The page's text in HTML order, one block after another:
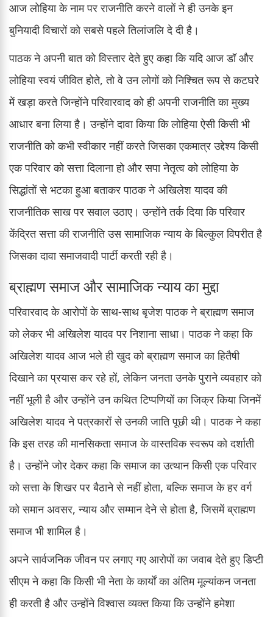
आज लोहिया के नाम पर राजनीति करने वालों ने ही उनके इन
बुनियादी विचारों को सबसे पहले तिलांजलि दे दी है।
पाठक ने अपनी बात को विस्तार देते हुए कहा कि यदि आज डॉ और
लोहिया स्वयं जीवित होते, तो वे उन लोगों को निश्चित रूप से कटघरे
में खड़ा करते जिन्होंने परिवारवाद को ही अपनी राजनीति का मुख्य
आधार बना लिया है। उन्होंने दावा किया कि लोहिया ऐसी किसी भी
राजनीति को कभी स्वीकार नहीं करते जिसका एकमात्र उद्देश्य किसी
एक परिवार को सत्ता दिलाना हो और सपा नेतृत्व को लोहिया के
सिद्धांतों से भटका हुआ बताकर पाठक ने अखिलेश यादव की
राजनीतिक साख पर सवाल उठाए। उन्होंने तर्क दिया कि परिवार
केंद्रित सत्ता की राजनीति उस सामाजिक न्याय के बिल्कुल विपरीत है
जिसका दावा समाजवादी पार्टी करती रही है।
ब्राह्मण समाज और सामाजिक न्याय का मुद्दा
परिवारवाद के आरोपों के साथ-साथ बृजेश पाठक ने ब्राह्मण समाज
को लेकर भी अखिलेश यादव पर निशाना साधा। पाठक ने कहा कि
अखिलेश यादव आज भले ही खुद को ब्राह्मण समाज का हितैषी
दिखाने का प्रयास कर रहे हों, लेकिन जनता उनके पुराने व्यवहार को
नहीं भूली है और उन्होंने उन कथित टिप्पणियों का जिक्र किया जिनमें
अखिलेश यादव ने पत्रकारों से उनकी जाति पूछी थी। पाठक ने कहा
कि इस तरह की मानसिकता समाज के वास्तविक स्वरूप को दर्शाती
है। उन्होंने जोर देकर कहा कि समाज का उत्थान किसी एक परिवार
को सत्ता के शिखर पर बैठाने से नहीं होता, बल्कि समाज के हर वर्ग
को समान अवसर, न्याय और सम्मान देने से होता है, जिसमें ब्राह्मण
समाज भी शामिल है।
अपने सार्वजनिक जीवन पर लगाए गए आरोपों का जवाब देते हुए डिप्टी
सीएम ने कहा कि किसी भी नेता के कार्यों का अंतिम मूल्यांकन जनता
ही करती है और उन्होंने विश्वास व्यक्त किया कि उन्होंने हमेशा